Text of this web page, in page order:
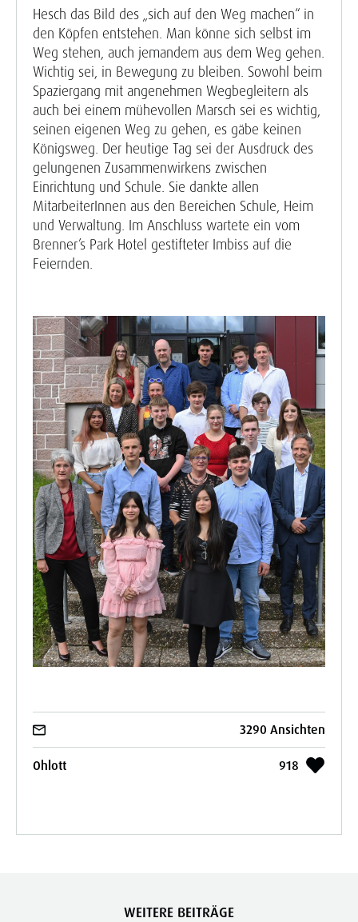
Hesch das Bild des „sich auf den Weg machen“ in
den Köpfen entstehen. Man könne sich selbst im
Weg stehen, auch jemandem aus dem Weg gehen.
Wichtig sei, in Bewegung zu bleiben. Sowohl beim
Spaziergang mit angenehmen Wegbegleitern als
auch bei einem mühevollen Marsch sei es wichtig,
seinen eigenen Weg zu gehen, es gäbe keinen
Königsweg. Der heutige Tag sei der Ausdruck des
gelungenen Zusammenwirkens zwischen
Einrichtung und Schule. Sie dankte allen
MitarbeiterInnen aus den Bereichen Schule, Heim
und Verwaltung. Im Anschluss wartete ein vom
Brenner’s Park Hotel gestifteter Imbiss auf die
Feiernden.
3290 Ansichten
Ohlott 918
WEITERE BEITRÄGE